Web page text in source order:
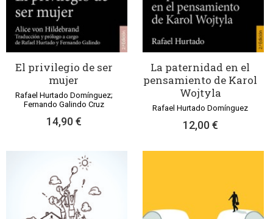
El privilegio de ser
mujer
Rafael Hurtado Domínguez;
Fernando Galindo Cruz
14,90 €
La paternidad en el
pensamiento de Karol
Wojtyla
Rafael Hurtado Domínguez
12,00 €